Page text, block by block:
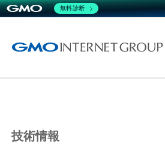
技術情報
無料診断